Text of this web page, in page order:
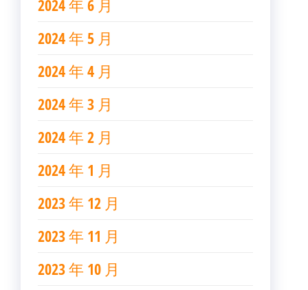
2024 年 6 月
2024 年 5 月
2024 年 4 月
2024 年 3 月
2024 年 2 月
2024 年 1 月
2023 年 12 月
2023 年 11 月
2023 年 10 月